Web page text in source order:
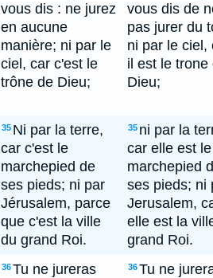
vous dis : ne jurez
en aucune
manière; ni par le
ciel, car c'est le
trône de Dieu;
vous dis de
pas jurer du
ni par le ciel,
il est le trone
Dieu;
35 Ni par la terre,
car c'est le
marchepied de
ses pieds; ni par
Jérusalem, parce
que c'est la ville
du grand Roi.
35 ni par la
car elle est le
marchepied
ses pieds; ni
Jerusalem,
elle est la
grand Roi.
36Tu ne jureras
36Tu ne